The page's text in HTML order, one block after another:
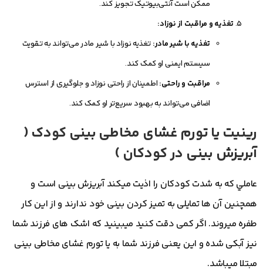
ممکن است آنتی‌بیوتیک تجویز کند.
تغذیه و مراقبت از نوزاد:
تغذیه با شیر مادر: تغذیه نوزاد با شیر مادر می‌تواند به تقویت
سیستم ایمنی او کمک کند.
مراقبت و راحتی: اطمینان از راحتی نوزاد و جلوگیری از استرس
اضافی می‌تواند به بهبود سریع‌تر او کمک کند.
رینیت یا تورم غشای مخاطی بینی کودک (
آبریزش بینی در کودکان )
عاملي که به شدت کودکان را اذیت میکند آبریزش بینی است و
همچنین آن ها تمایلی به تمیز کردن بینی خود ندارند و از این کار
طفره میروند. اگر کمی دقت کنید میبینید که اشک های فرزند شما
نیز آبکی شده و این یعنی فرزند شما به یا تورم غشای مخاطی بینی
مبتلا ميباشد.